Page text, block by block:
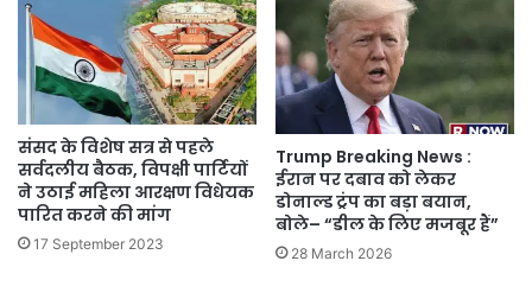
संसद के विशेष सत्र से पहले
सर्वदलीय बैठक, विपक्षी पार्टियों
ने उठाई महिला आरक्षण विधेयक
पारित करने की मांग
17 September 2023
Trump Breaking News :
ईरान पर दबाव को लेकर
डोनाल्ड ट्रंप का बड़ा बयान,
बोले– “डील के लिए मजबूर हैं”
28 March 2026